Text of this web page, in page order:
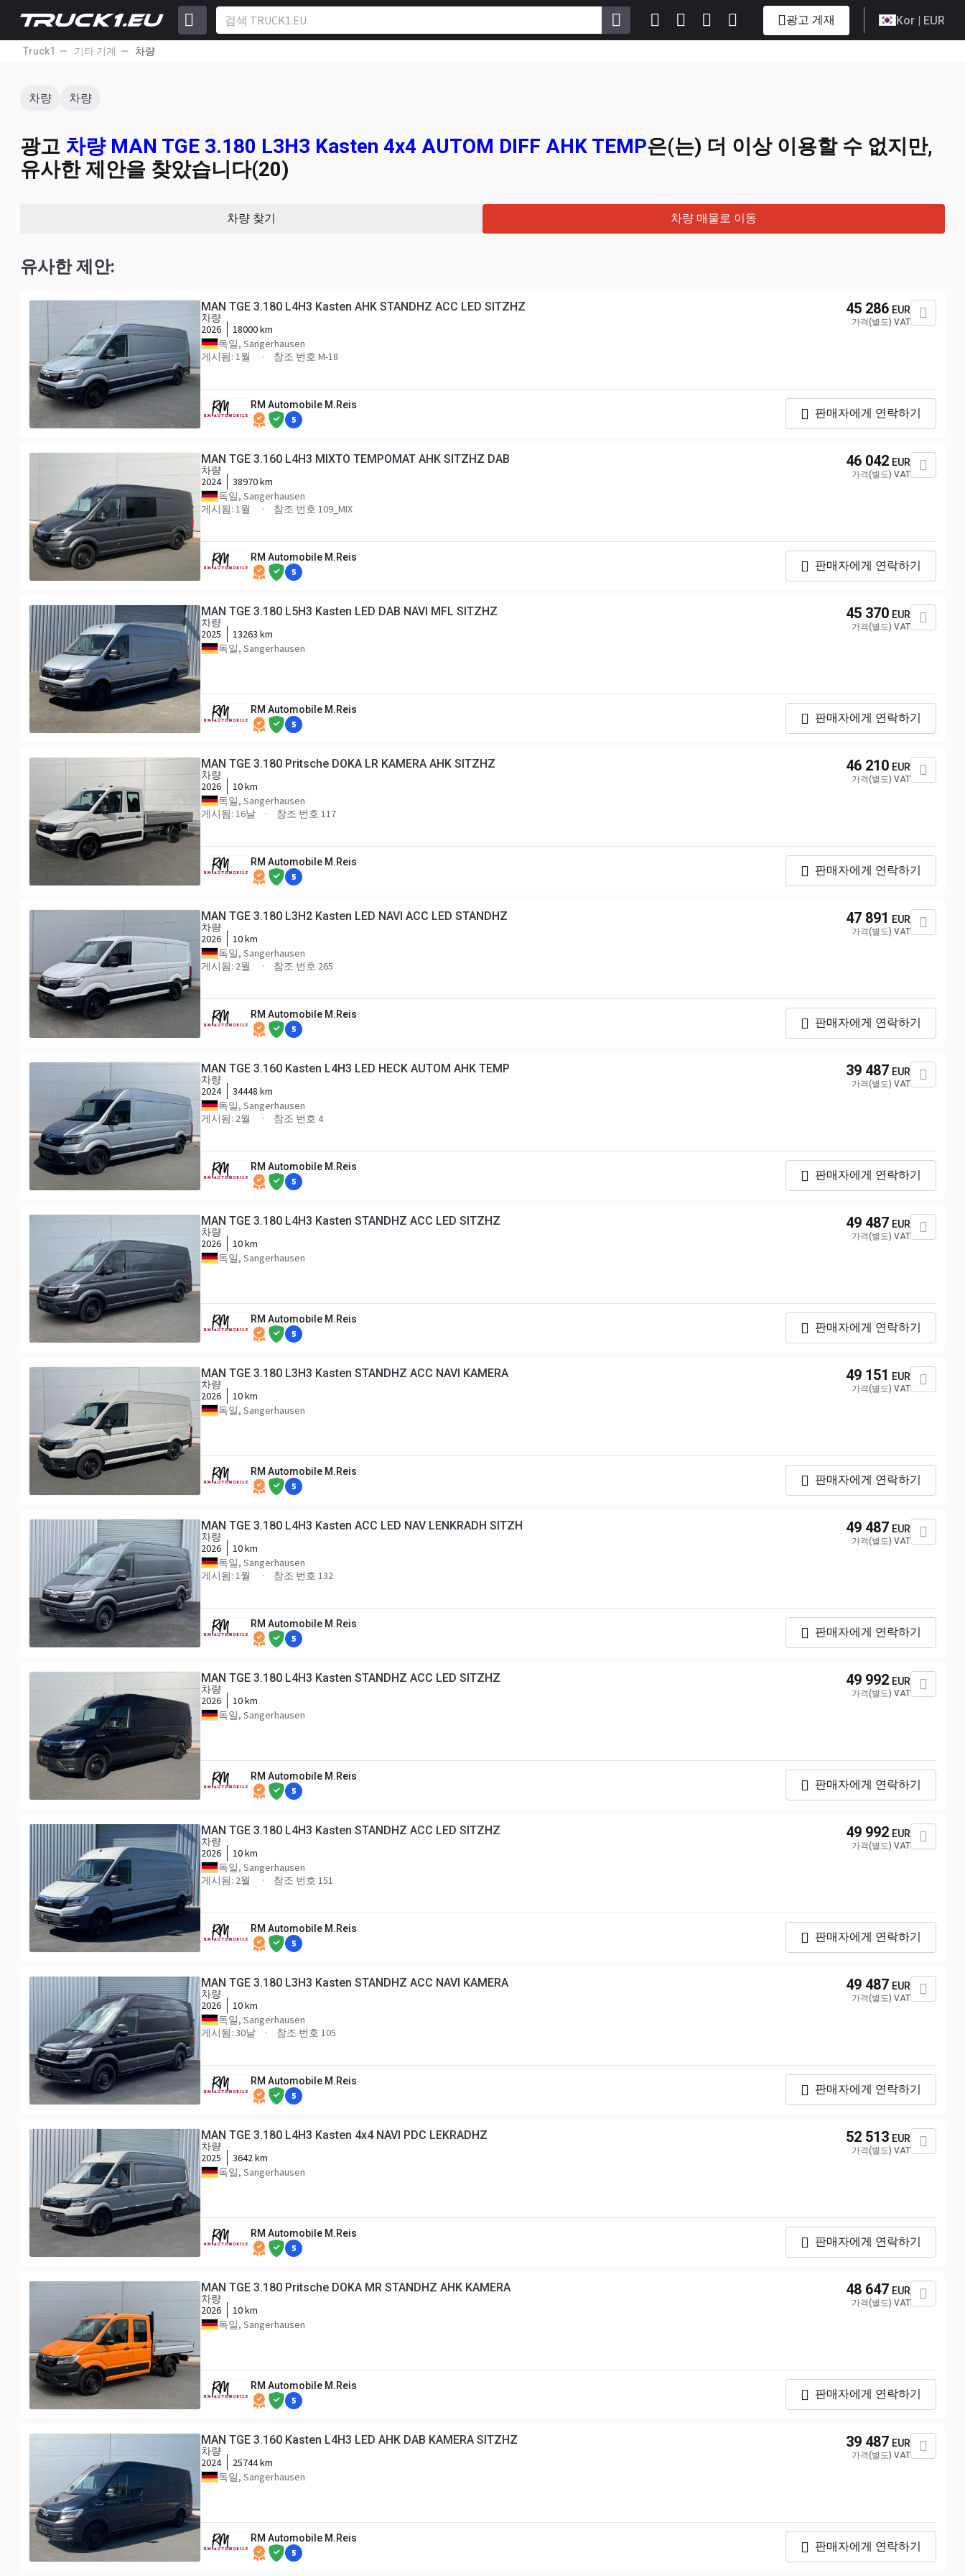
광고 게재 Kor | EUR
Truck1 기타 기계 차량
차량 차량
광고 차량 MAN TGE 3.180 L3H3 Kasten 4x4 AUTOM DIFF AHK TEMP은(는) 더 이상 이용할 수 없지만,
유사한 제안을 찾았습니다(20)
차량 찾기 차량 매물로 이동
유사한 제안:
MAN TGE 3.180 L4H3 Kasten AHK STANDHZ ACC LED SITZHZ
차량
2026
18000 km
독일, Sangerhausen
게시됨: 1월
참조 번호 M-18
45 286 EUR
가격(별도) VAT
RM Automobile M.Reis
5 판매자에게 연락하기
MAN TGE 3.160 L4H3 MIXTO TEMPOMAT AHK SITZHZ DAB
차량
2024
38970 km
독일, Sangerhausen
게시됨: 1월
참조 번호 109_MIX
46 042 EUR
가격(별도) VAT
RM Automobile M.Reis
5 판매자에게 연락하기
MAN TGE 3.180 L5H3 Kasten LED DAB NAVI MFL SITZHZ
차량
2025
13263 km
독일, Sangerhausen
45 370 EUR
가격(별도) VAT
RM Automobile M.Reis
5 판매자에게 연락하기
MAN TGE 3.180 Pritsche DOKA LR KAMERA AHK SITZHZ
차량
2026
10 km
독일, Sangerhausen
게시됨: 16날
참조 번호 117
46 210 EUR
가격(별도) VAT
RM Automobile M.Reis
5 판매자에게 연락하기
MAN TGE 3.180 L3H2 Kasten LED NAVI ACC LED STANDHZ
차량
2026
10 km
독일, Sangerhausen
게시됨: 2월
참조 번호 265
47 891 EUR
가격(별도) VAT
RM Automobile M.Reis
5 판매자에게 연락하기
MAN TGE 3.160 Kasten L4H3 LED HECK AUTOM AHK TEMP
차량
2024
34448 km
독일, Sangerhausen
게시됨: 2월
참조 번호 4
39 487 EUR
가격(별도) VAT
RM Automobile M.Reis
5 판매자에게 연락하기
MAN TGE 3.180 L4H3 Kasten STANDHZ ACC LED SITZHZ
차량
2026
10 km
독일, Sangerhausen
49 487 EUR
가격(별도) VAT
RM Automobile M.Reis
5 판매자에게 연락하기
MAN TGE 3.180 L3H3 Kasten STANDHZ ACC NAVI KAMERA
차량
2026
10 km
독일, Sangerhausen
49 151 EUR
가격(별도) VAT
RM Automobile M.Reis
5 판매자에게 연락하기
MAN TGE 3.180 L4H3 Kasten ACC LED NAV LENKRADH SITZH
차량
2026
10 km
독일, Sangerhausen
게시됨: 1월
참조 번호 132
49 487 EUR
가격(별도) VAT
RM Automobile M.Reis
5 판매자에게 연락하기
MAN TGE 3.180 L4H3 Kasten STANDHZ ACC LED SITZHZ
차량
2026
10 km
독일, Sangerhausen
49 992 EUR
가격(별도) VAT
RM Automobile M.Reis
5 판매자에게 연락하기
MAN TGE 3.180 L4H3 Kasten STANDHZ ACC LED SITZHZ
차량
2026
10 km
독일, Sangerhausen
게시됨: 2월
참조 번호 151
49 992 EUR
가격(별도) VAT
RM Automobile M.Reis
5 판매자에게 연락하기
MAN TGE 3.180 L3H3 Kasten STANDHZ ACC NAVI KAMERA
차량
2026
10 km
독일, Sangerhausen
게시됨: 30날
참조 번호 105
49 487 EUR
가격(별도) VAT
RM Automobile M.Reis
5 판매자에게 연락하기
MAN TGE 3.180 L4H3 Kasten 4x4 NAVI PDC LEKRADHZ
차량
2025
3642 km
독일, Sangerhausen
52 513 EUR
가격(별도) VAT
RM Automobile M.Reis
5 판매자에게 연락하기
MAN TGE 3.180 Pritsche DOKA MR STANDHZ AHK KAMERA
차량
2026
10 km
독일, Sangerhausen
48 647 EUR
가격(별도) VAT
RM Automobile M.Reis
5 판매자에게 연락하기
MAN TGE 3.160 Kasten L4H3 LED AHK DAB KAMERA SITZHZ
차량
2024
25744 km
독일, Sangerhausen
39 487 EUR
가격(별도) VAT
RM Automobile M.Reis
5 판매자에게 연락하기